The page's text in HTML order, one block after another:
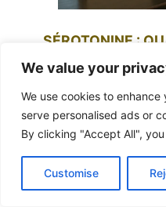
We value your
We use cookies to
serve personalised ads or
By clicking "Accept All",
Customise
SÉROTONINE :
DEVIENT LE